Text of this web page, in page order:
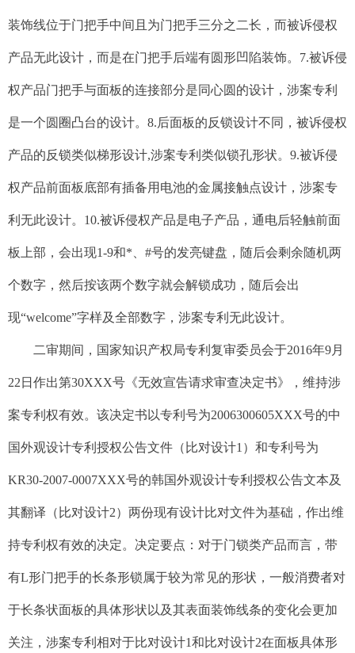
装饰线位于门把手中间且为门把手三分之二长，而被诉侵权
产品无此设计，而是在门把手后端有圆形凹陷装饰。7.被诉侵
权产品门把手与面板的连接部分是同心圆的设计，涉案专利
是一个圆圈凸台的设计。8.后面板的反锁设计不同，被诉侵权
产品的反锁类似梯形设计,涉案专利类似锁孔形状。9.被诉侵
权产品前面板底部有插备用电池的金属接触点设计，涉案专
利无此设计。10.被诉侵权产品是电子产品，通电后轻触前面
板上部，会出现1-9和*、#号的发亮键盘，随后会剩余随机两
个数字，然后按该两个数字就会解锁成功，随后会出
现“welcome”字样及全部数字，涉案专利无此设计。
二审期间，国家知识产权局专利复审委员会于2016年9月
22日作出第30XXX号《无效宣告请求审查决定书》，维持涉
案专利权有效。该决定书以专利号为2006300605XXX号的中
国外观设计专利授权公告文件（比对设计1）和专利号为
KR30-2007-0007XXX号的韩国外观设计专利授权公告文本及
其翻译（比对设计2）两份现有设计比对文件为基础，作出维
持专利权有效的决定。决定要点：对于门锁类产品而言，带
有L形门把手的长条形锁属于较为常见的形状，一般消费者对
于长条状面板的具体形状以及其表面装饰线条的变化会更加
关注，涉案专利相对于比对设计1和比对设计2在面板具体形